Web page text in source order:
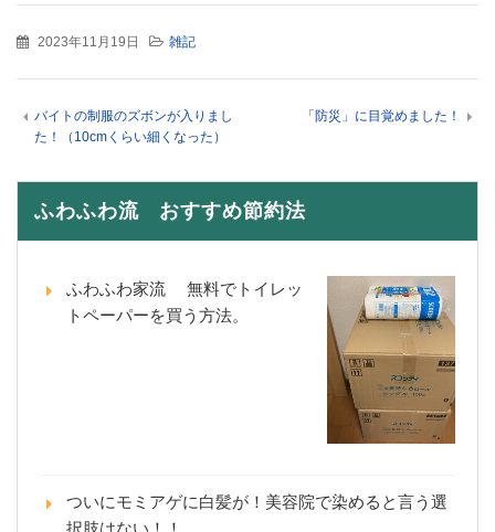
2023年11月19日 雑記
バイトの制服のズボンが入りまし
た！（10cmくらい細くなった）
「防災」に目覚めました！
ふわふわ流 おすすめ節約法
ふわふわ家流 無料でトイレッ
トペーパーを買う方法。
ついにモミアゲに白髪が！美容院で染めると言う選
択肢はない！！